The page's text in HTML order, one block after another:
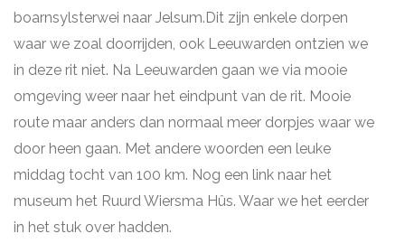
boarnsylsterwei naar Jelsum.Dit zijn enkele dorpen
waar we zoal doorrijden, ook Leeuwarden ontzien we
in deze rit niet. Na Leeuwarden gaan we via mooie
omgeving weer naar het eindpunt van de rit. Mooie
route maar anders dan normaal meer dorpjes waar we
door heen gaan. Met andere woorden een leuke
middag tocht van 100 km. Nog een link naar het
museum het Ruurd Wiersma Hûs. Waar we het eerder
in het stuk over hadden.